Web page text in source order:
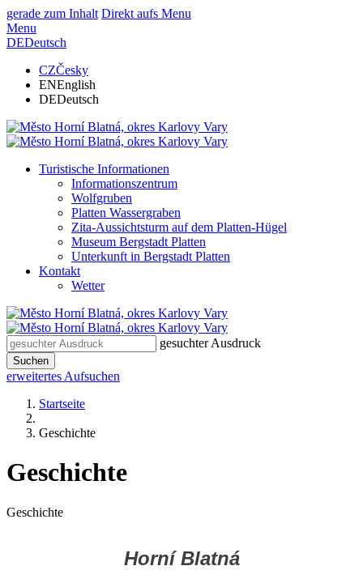
gerade zum Inhalt Direkt aufs Menu
Menu
DEDeutsch
CZČesky
ENEnglish
DEDeutsch
Turistische Informationen
Informationszentrum
Wolfgruben
Platten Wassergraben
Zita-Aussichtsturm auf dem Platten-Hügel
Museum Bergstadt Platten
Unterkunft in Bergstadt Platten
Kontakt
Wetter
gesuchter Ausdruck
Suchen
erweitertes Aufsuchen
Startseite
Geschichte
Geschichte
Geschichte
Horní Blatná